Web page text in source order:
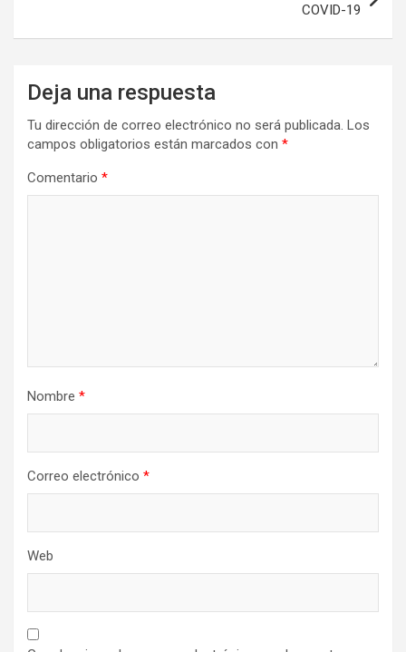
COVID-19
Deja una respuesta
Tu dirección de correo electrónico no será publicada. Los
campos obligatorios están marcados con *
Comentario *
Nombre *
Correo electrónico *
Web